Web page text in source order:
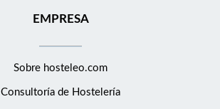
EMPRESA
Sobre hosteleo.com
Consultoría de Hostelería